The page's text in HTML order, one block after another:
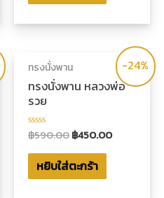
5
-24%
ทรงนั่งพาน
ทรงนั่งพาน หลวงพ่อ
รวย
ให้
0
ตั้งแต่
5
฿590.00฿450.00
หยิบใส่ตะกร้า